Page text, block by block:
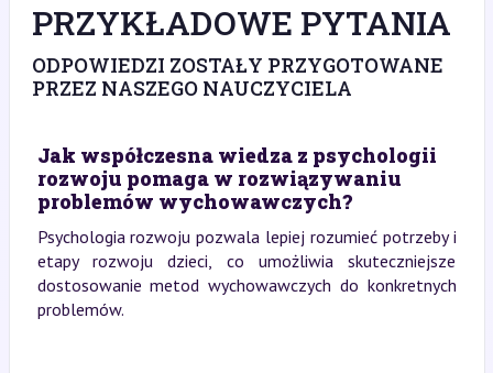
PRZYKŁADOWE PYTANIA
ODPOWIEDZI ZOSTAŁY PRZYGOTOWANE
PRZEZ NASZEGO NAUCZYCIELA
Jak współczesna wiedza z psychologii
rozwoju pomaga w rozwiązywaniu
problemów wychowawczych?
Psychologia rozwoju pozwala lepiej rozumieć potrzeby i
etapy rozwoju dzieci, co umożliwia skuteczniejsze
dostosowanie metod wychowawczych do konkretnych
problemów.